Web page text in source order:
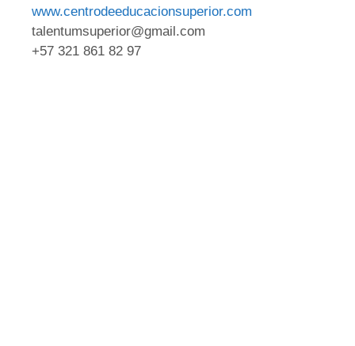
www.centrodeeducacionsuperior.com
talentumsuperior@gmail.com
+57 321 861 82 97